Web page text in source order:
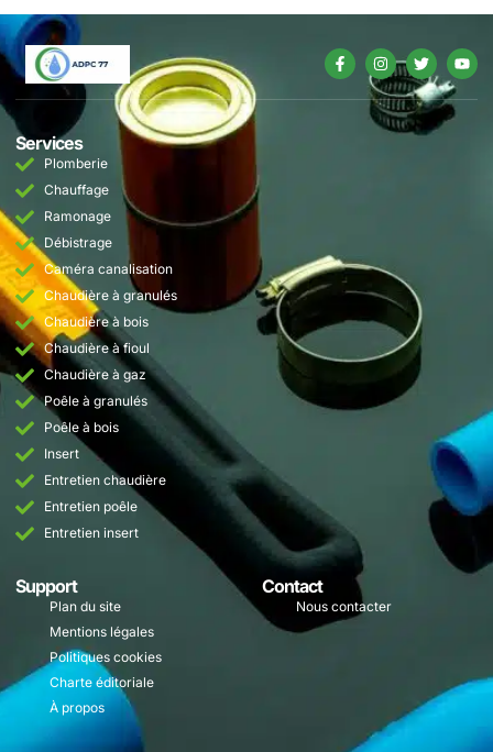
Services
Plomberie
Chauffage
Ramonage
Débistrage
Caméra canalisation
Chaudière à granulés
Chaudière à bois
Chaudière à fioul
Chaudière à gaz
Poêle à granulés
Poêle à bois
Insert
Entretien chaudière
Entretien poêle
Entretien insert
Support
Plan du site
Mentions légales
Politiques cookies
Charte éditoriale
À propos
Contact
Nous contacter